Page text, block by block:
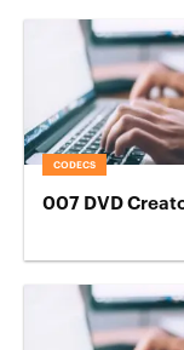
CODECS
007 DVD